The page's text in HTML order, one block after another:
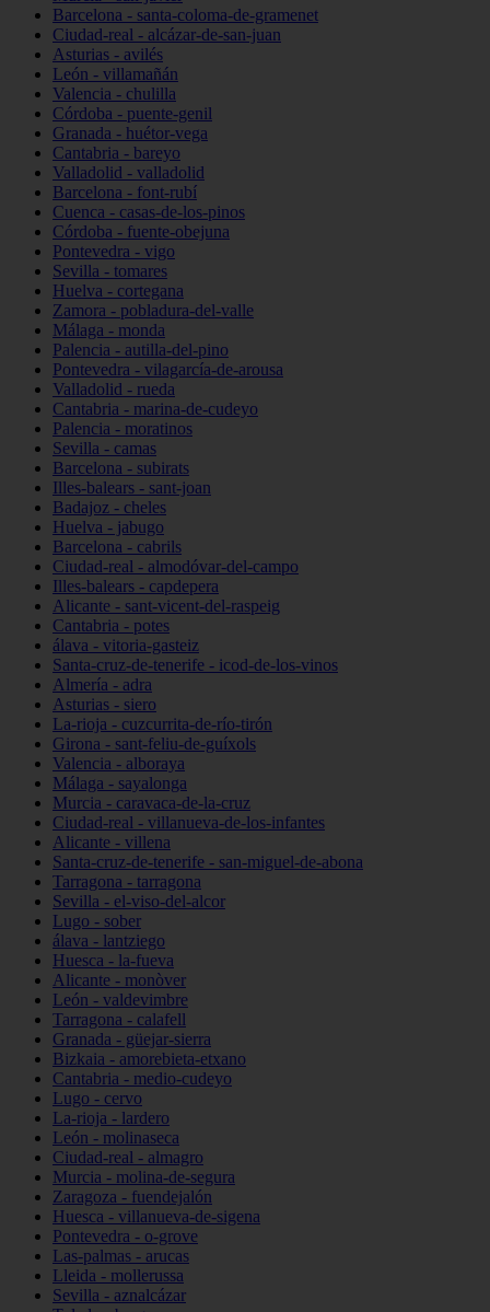
Barcelona - santa-coloma-de-gramenet
Ciudad-real - alcázar-de-san-juan
Asturias - avilés
León - villamañán
Valencia - chulilla
Córdoba - puente-genil
Granada - huétor-vega
Cantabria - bareyo
Valladolid - valladolid
Barcelona - font-rubí
Cuenca - casas-de-los-pinos
Córdoba - fuente-obejuna
Pontevedra - vigo
Sevilla - tomares
Huelva - cortegana
Zamora - pobladura-del-valle
Málaga - monda
Palencia - autilla-del-pino
Pontevedra - vilagarcía-de-arousa
Valladolid - rueda
Cantabria - marina-de-cudeyo
Palencia - moratinos
Sevilla - camas
Barcelona - subirats
Illes-balears - sant-joan
Badajoz - cheles
Huelva - jabugo
Barcelona - cabrils
Ciudad-real - almodóvar-del-campo
Illes-balears - capdepera
Alicante - sant-vicent-del-raspeig
Cantabria - potes
álava - vitoria-gasteiz
Santa-cruz-de-tenerife - icod-de-los-vinos
Almería - adra
Asturias - siero
La-rioja - cuzcurrita-de-río-tirón
Girona - sant-feliu-de-guíxols
Valencia - alboraya
Málaga - sayalonga
Murcia - caravaca-de-la-cruz
Ciudad-real - villanueva-de-los-infantes
Alicante - villena
Santa-cruz-de-tenerife - san-miguel-de-abona
Tarragona - tarragona
Sevilla - el-viso-del-alcor
Lugo - sober
álava - lantziego
Huesca - la-fueva
Alicante - monòver
León - valdevimbre
Tarragona - calafell
Granada - güejar-sierra
Bizkaia - amorebieta-etxano
Cantabria - medio-cudeyo
Lugo - cervo
La-rioja - lardero
León - molinaseca
Ciudad-real - almagro
Murcia - molina-de-segura
Zaragoza - fuendejalón
Huesca - villanueva-de-sigena
Pontevedra - o-grove
Las-palmas - arucas
Lleida - mollerussa
Sevilla - aznalcázar